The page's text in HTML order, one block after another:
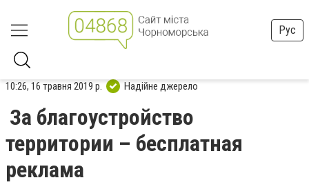
Рус
10:26, 16 травня 2019 р. Надійне джерело
За благоустройство
территории – бесплатная
реклама